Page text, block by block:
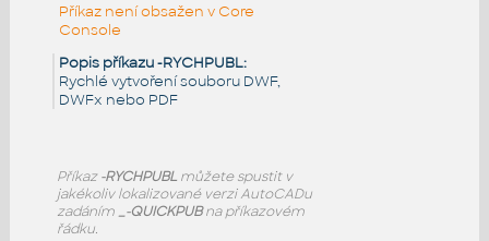
Příkaz není obsažen v Core
Console
Popis příkazu -RYCHPUBL:
Rychlé vytvoření souboru DWF,
DWFx nebo PDF
Příkaz-RYCHPUBLmůžete spustit v
jakékoliv lokalizované verzi AutoCADu
zadáním _-QUICKPUBna příkazovém
řádku.